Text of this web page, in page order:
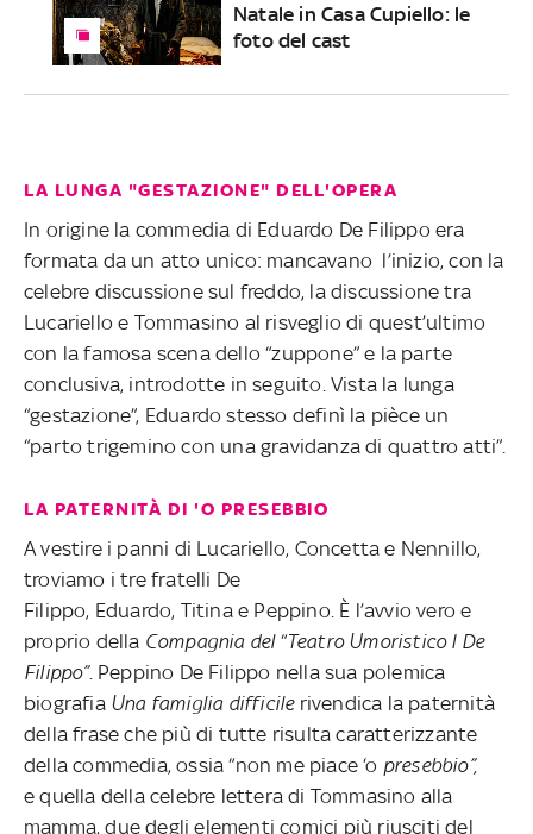
Natale in Casa Cupiello: le
foto del cast
LA LUNGA "GESTAZIONE" DELL'OPERA
In origine la commedia di Eduardo De Filippo era
formata da un atto unico: mancavano l’inizio, con la
celebre discussione sul freddo, la discussione tra
Lucariello e Tommasino al risveglio di quest’ultimo
con la famosa scena dello “zuppone” e la parte
conclusiva, introdotte in seguito. Vista la lunga
“gestazione”, Eduardo stesso definì la pièce un
“parto trigemino con una gravidanza di quattro atti”.
LA PATERNITÀ DI 'O PRESEBBIO
A vestire i panni di Lucariello, Concetta e Nennillo,
troviamo i tre fratelli De
Filippo, Eduardo, Titina e Peppino. È l’avvio vero e
proprio della Compagnia del“Teatro Umoristico I De
Filippo”. Peppino De Filippo nella sua polemica
biografia Una famiglia difficilerivendica la paternità
della frase che più di tutte risulta caratterizzante
della commedia, ossia “non me piace ‘o presebbio”,
e quella della celebre lettera di Tommasino alla
mamma, due degli elementi comici più riusciti del